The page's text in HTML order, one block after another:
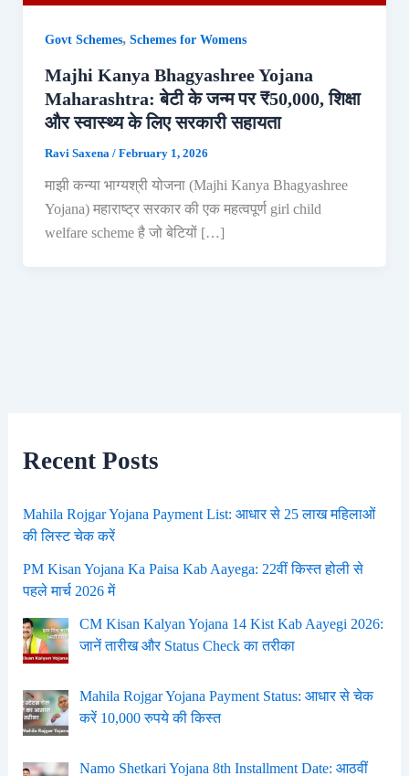
Govt Schemes, Schemes for Womens
Majhi Kanya Bhagyashree Yojana
Maharashtra: बेटी के जन्म पर ₹50,000, शिक्षा
और स्वास्थ्य के लिए सरकारी सहायता
Ravi Saxena / February 1, 2026
माझी कन्या भाग्यश्री योजना (Majhi Kanya Bhagyashree
Yojana) महाराष्ट्र सरकार की एक महत्वपूर्ण girl child
welfare scheme है जो बेटियों […]
Recent Posts
Mahila Rojgar Yojana Payment List: आधार से 25 लाख महिलाओं
की लिस्ट चेक करें
PM Kisan Yojana Ka Paisa Kab Aayega: 22वीं किस्त होली से
पहले मार्च 2026 में
CM Kisan Kalyan Yojana 14 Kist Kab Aayegi 2026:
जानें तारीख और Status Check का तरीका
Mahila Rojgar Yojana Payment Status: आधार से चेक
करें 10,000 रुपये की किस्त
Namo Shetkari Yojana 8th Installment Date: आठवीं